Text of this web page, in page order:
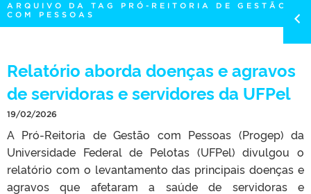
TELEFONES
ARQUIVO DA TAG PRÓ-REITORIA DE GESTÃO
COM PESSOAS
Relatório aborda doenças e agravos
de servidoras e servidores da UFPel
19/02/2026
A Pró-Reitoria de Gestão com Pessoas (Progep) da
Universidade Federal de Pelotas (UFPel) divulgou o
relatório com o levantamento das principais doenças e
agravos que afetaram a saúde de servidoras e